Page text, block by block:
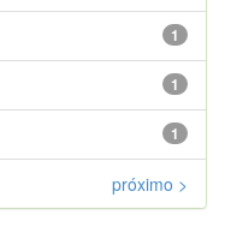
1
1
1
próximo >